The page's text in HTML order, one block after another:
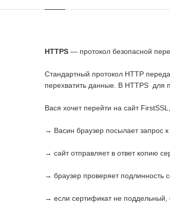
HTTPS — протокол безопасной
Стандартный протокол HTTP
перехватить данные. В HTTPS для
Вася хочет перейти на сайт
→ Васин браузер посылает запрос к
→ сайт отправляет в ответ копию
→ браузер проверяет подлинность
→ если сертификат не поддельный,